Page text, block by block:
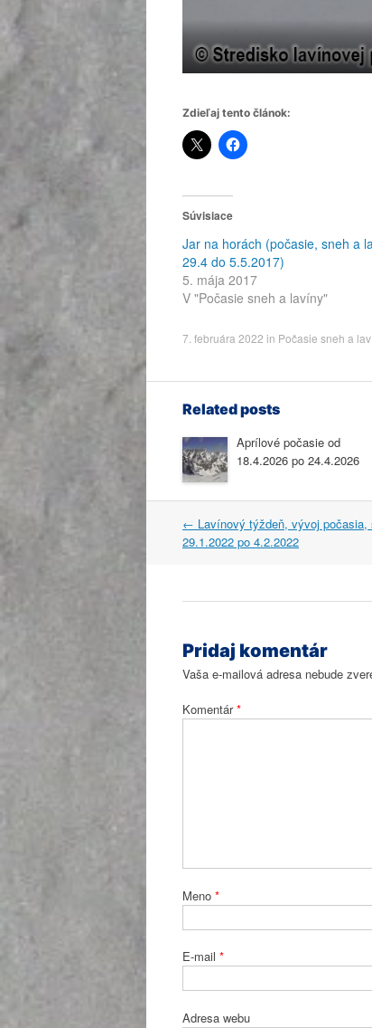
Zdieľaj tento článok:
Súvisiace
Jar na horách (počasie, sneh a
29.4 do 5.5.2017)
5. mája 2017
V "Počasie sneh a lavíny"
7. februára 2022 in Počasie sneh a
Related posts
Aprílové počasie od
18.4.2026 po 24.4.2026
Post
navigation
← Lavínový týždeň, vývoj
29.1.2022 po 4.2.2022
Pridaj komentár
Vaša e-mailová adresa nebude
Komentár*
Meno *
E-mail *
Adresa webu